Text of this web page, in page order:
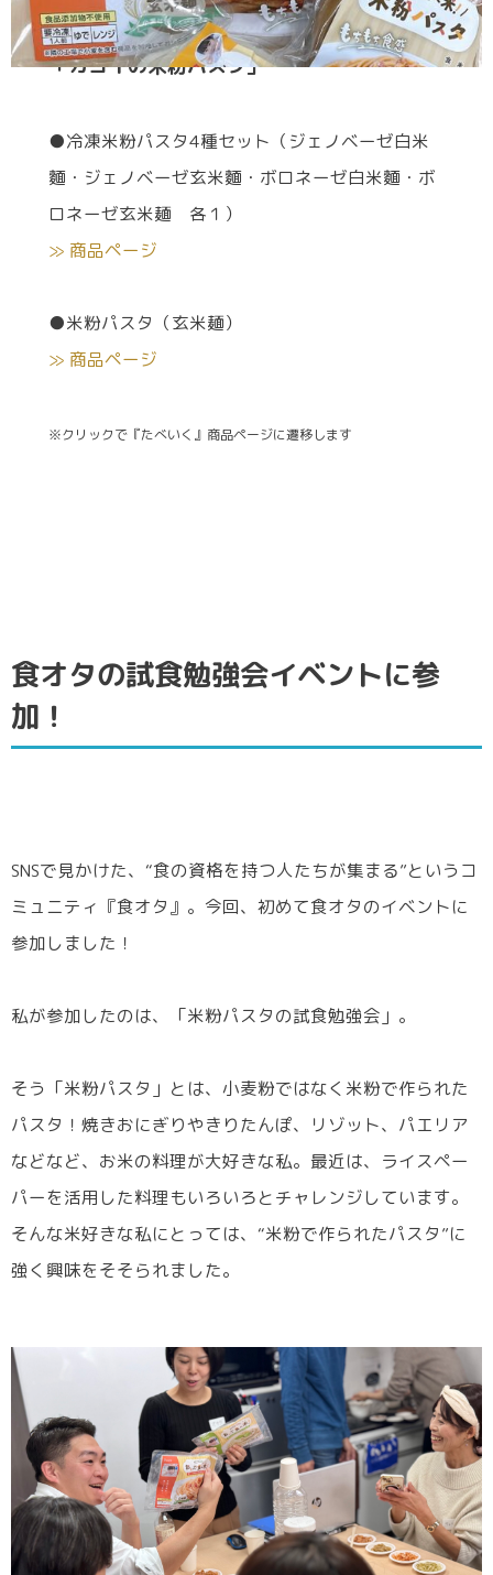
「カコイの米粉パスタ」
●冷凍米粉パスタ4種セット（ジェノベーゼ白米
麵・ジェノベーゼ玄米麵・ボロネーゼ白米麵・ボ
ロネーゼ玄米麺 各１）
≫ 商品ページ
●米粉パスタ（玄米麺）
≫ 商品ページ
※クリックで『たべいく』商品ページに遷移します
食オタの試食勉強会イベントに参
加！
SNSで見かけた、“食の資格を持つ人たちが集まる”というコ
ミュニティ『食オタ』。今回、初めて食オタのイベントに
参加しました！
私が参加したのは、「米粉パスタの試食勉強会」。
そう「米粉パスタ」とは、小麦粉ではなく米粉で作られた
パスタ！焼きおにぎりやきりたんぽ、リゾット、パエリア
などなど、お米の料理が大好きな私。最近は、ライスペー
パーを活用した料理もいろいろとチャレンジしています。
そんな米好きな私にとっては、“米粉で作られたパスタ”に
強く興味をそそられました。